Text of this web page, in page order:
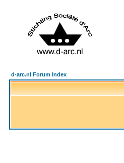
d-arc.nl Forum Index